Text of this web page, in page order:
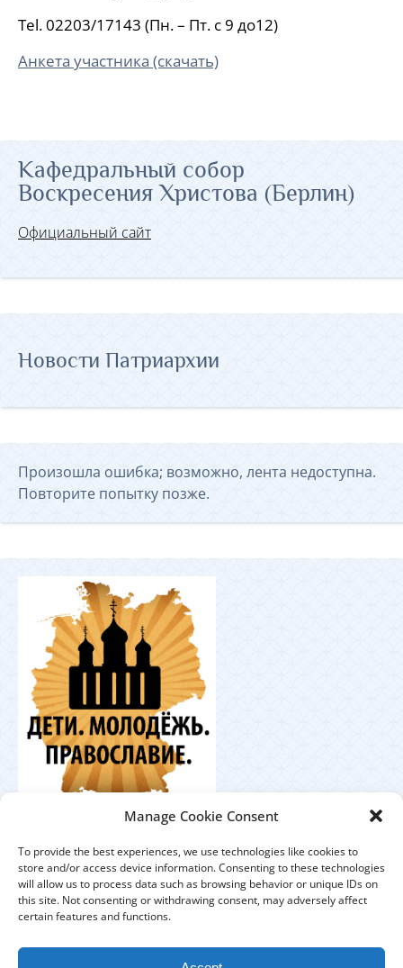
Manage Cookie Consent
To provide the best experiences, we use technologies like cookies to
store and/or access device information. Consenting to these technologies
will allow us to process data such as browsing behavior or unique IDs on
this site. Not consenting or withdrawing consent, may adversely affect
certain features and functions.
Tel. 02203/17143 (Пн. – Пт. c 9 до12)
Анкета участника (скачать)
Кафедральный собор
Воскресения Христова (Берлин)
Официальный сайт
Новости Патриархии
Произошла ошибка; возможно, лента недоступна.
Повторите попытку позже.
центр по работе с православной молодёжью в
Германии